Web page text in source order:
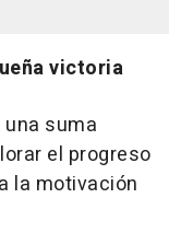
victoria
suma
el progreso
la motivación